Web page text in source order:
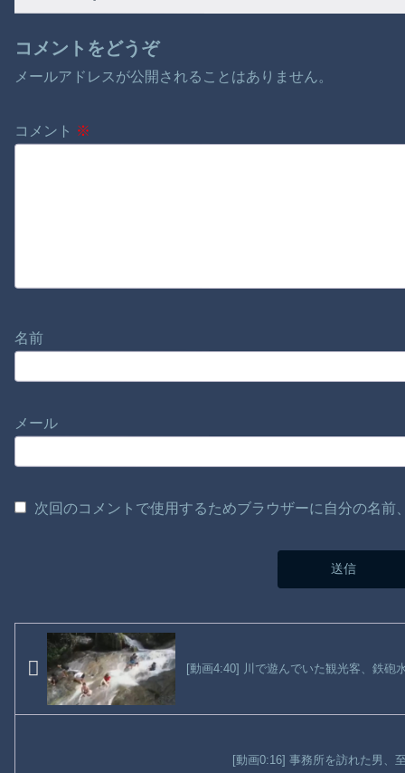
コメントをどうぞ
メールアドレスが公開されることはありません。
コメント ※
名前
メール
次回のコメントで使用するためブラウザーに自分の名
[動画4:40] 川で遊んでいた観光客、鉄砲
[動画0:16] 事務所を訪れた男、